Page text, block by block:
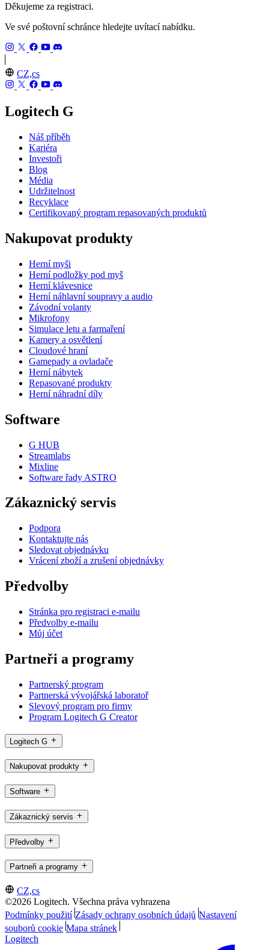
Děkujeme za registraci.
Ve své poštovní schránce hledejte uvítací nabídku.
CZ,cs
Logitech G
Náš příběh
Kariéra
Investoři
Blog
Média
Udržitelnost
Recyklace
Certifikovaný program repasovaných produktů
Nakupovat produkty
Herní myši
Herní podložky pod myš
Herní klávesnice
Herní náhlavní soupravy a audio
Závodní volanty
Mikrofony
Simulace letu a farmaření
Kamery a osvětlení
Cloudové hraní
Gamepady a ovladače
Herní nábytek
Repasované produkty
Herní náhradní díly
Software
G HUB
Streamlabs
Mixline
Software řady ASTRO
Zákaznický servis
Podpora
Kontaktujte nás
Sledovat objednávku
Vrácení zboží a zrušení objednávky
Předvolby
Stránka pro registraci e-mailu
Předvolby e-mailu
Můj účet
Partneři a programy
Partnerský program
Partnerská vývojářská laboratoř
Slevový program pro firmy
Program Logitech G Creator
Logitech G
Nakupovat produkty
Software
Zákaznický servis
Předvolby
Partneři a programy
CZ,cs
©2026 Logitech. Všechna práva vyhrazena
Podmínky použití Zásady ochrany osobních údajů Nastavení
souborů cookie Mapa stránek
Logitech